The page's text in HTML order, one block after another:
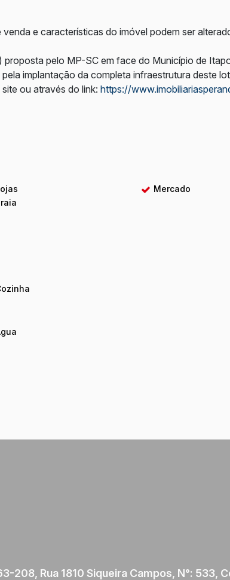
e características do imóvel podem ser
pelo MP-SC em face do Município de
implantação da completa infraestrutura deste
ou através do link: https://
Mercado
208, Rua 1810 Siqueira Campos, N°: 533,